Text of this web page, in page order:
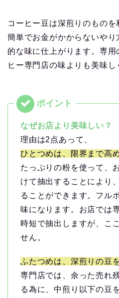
コーヒー豆は深煎りのものを
簡単でお金がかからないや
的な味に仕上がります。専
ヒー専門店の味よりも美味し
なぜお店より美味しい？
理由は2点あって、
ひとつめは、限界まで高
たっぷりの粉を使って、
けて抽出することにより
ることができます。フル
味になります。お店では
時短で抽出しますが、こ
せん。
ふたつめは、深煎りの豆
専門店では、余った売れ
る為に、中煎り以下の豆